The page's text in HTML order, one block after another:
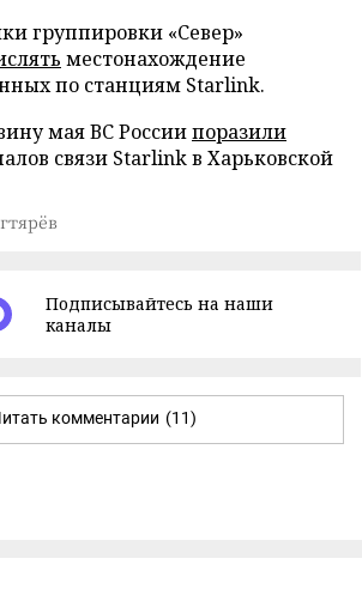
группировки «Север»
местонахождение
по станциям Starlink.
мая ВС Россиипоразили
связи Starlink в Харьковской
Подписывайтесь на наши
каналы
комментарии (11)